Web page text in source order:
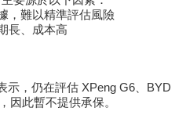
，難以精準評估風險
長、成本高
示，仍在評估 XPeng G6、BYD
因此暫不提供承保。